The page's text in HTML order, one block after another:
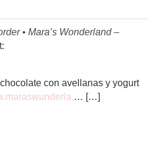
• Mara’s Wonderland –
con avellanas y yogurt
… […]